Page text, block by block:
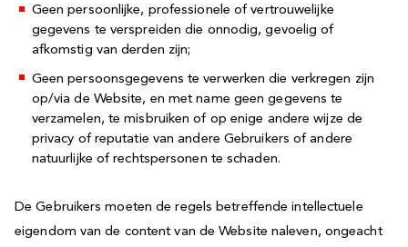
Geen persoonlijke, professionele of vertrouwelijke
gegevens te verspreiden die onnodig, gevoelig of
afkomstig van derden zijn;
Geen persoonsgegevens te verwerken die verkregen zijn
op/via de Website, en met name geen gegevens te
verzamelen, te misbruiken of op enige andere wijze de
privacy of reputatie van andere Gebruikers of andere
natuurlijke of rechtspersonen te schaden.
De Gebruikers moeten de regels betreffende intellectuele
eigendom van de content van de Website naleven, ongeacht